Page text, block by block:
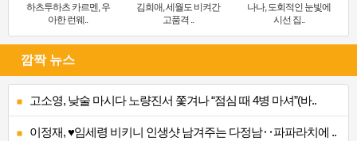
하츠투하츠 카르멘, 우
아한 런웨..
김희애, 세월도 비켜간
고품격 ..
나나, 도회적인 눈빛에
시선 집..
깜짝 뉴스
고소영, 낮술 마시다 노량진서 쫓겨나 “점심 때 4병 마셔”(바..
이정재, ♥임세령 비키니 인생샷 남겨주는 다정남‥파파라치에 ..